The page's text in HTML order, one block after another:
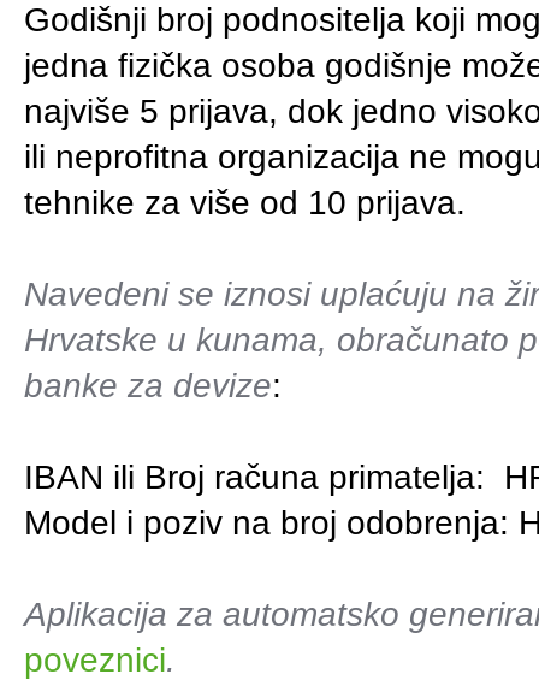
Godišnji broj podnositelja koji
jedna fizička osoba godišnje
najviše 5 prijava, dok jedno
ili neprofitna organizacija ne
tehnike za više od 10 prijava.
Navedeni se iznosi uplaćuju na
Hrvatske u kunama, obračunato
banke za devize:
IBAN ili Broj računa primatelja:
Model i poziv na broj odobrenja:
Aplikacija za automatsko
poveznici.